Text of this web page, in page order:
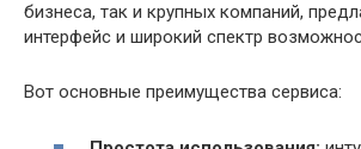
бизнеса, так и крупных компаний,
интерфейс и широкий спектр
Вот основные преимущества сервиса: